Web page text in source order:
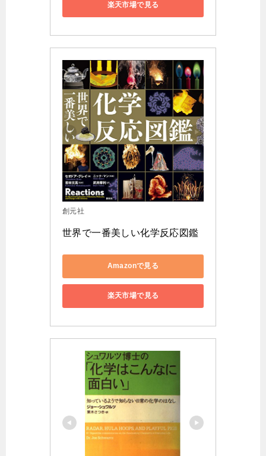
楽天市場で見る
創元社
世界で一番美しい化学反応図鑑
Amazonで見る
楽天市場で見る